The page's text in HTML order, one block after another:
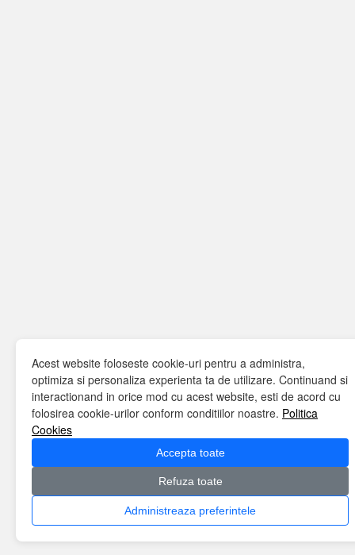
Acest website foloseste cookie-uri pentru a administra,
optimiza si personaliza experienta ta de utilizare. Continuand si
interactionand in orice mod cu acest website, esti de acord cu
folosirea cookie-urilor conform conditiilor noastre. Politica
Cookies
Accepta toate
Refuza toate
Administreaza preferintele